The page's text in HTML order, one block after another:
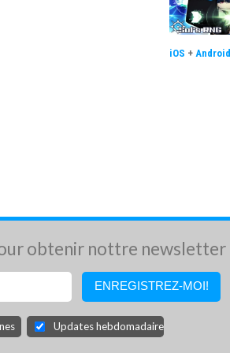
iOS + Android
obtenir nottre newsletter
Updates hebdomadaires